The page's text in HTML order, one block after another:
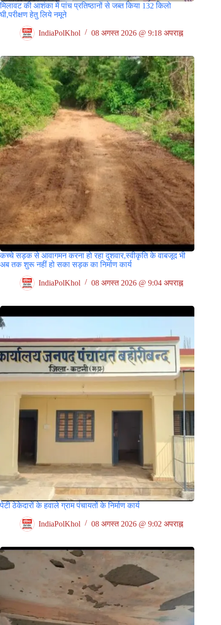
मिलावट की आशंका में पांच प्रतिष्ठानों से जब्त किया 132 किलो
घी,परीक्षण हेतु लिये नमूने
IndiaPolKhol 08 अगस्त 2026 @ 9:18 अपराह्न
कच्चे सड़क से आवागमन करना हो रहा दुशवार,स्वीकृति के वाबजूद भी
अब तक शुरू नहीं हो सका सड़क का निर्माण कार्य
IndiaPolKhol 08 अगस्त 2026 @ 9:04 अपराह्न
पेटी ठेकेदारों के हवाले ग्राम पंचायतों के निर्माण कार्य
IndiaPolKhol 08 अगस्त 2026 @ 9:02 अपराह्न